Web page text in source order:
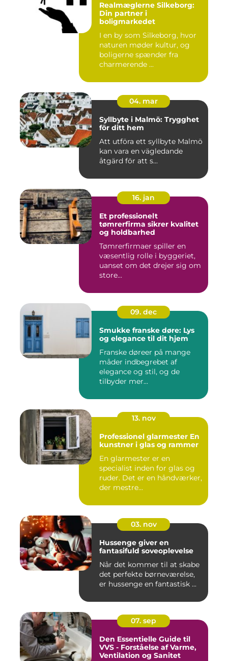
Realmæglerne Silkeborg:
Din partner i
boligmarkedet
I en by som Silkeborg, hvor
naturen møder kultur, og
boligerne spænder fra
charmerende ...
04. mar
Syllbyte i Malmö: Trygghet
för ditt hem
Att utföra ett syllbyte Malmö
kan vara en vägledande
åtgärd för att s...
16. jan
Et professionelt
tømrerfirma sikrer kvalitet
og holdbarhed
Tømrerfirmaer spiller en
væsentlig rolle i byggeriet,
uanset om det drejer sig om
store...
09. dec
Smukke franske døre: Lys
og elegance til dit hjem
Franske døreer på mange
måder indbegrebet af
elegance og stil, og de
tilbyder mer...
13. nov
Professionel glarmester En
kunstner i glas og rammer
En glarmester er en
specialist inden for glas og
ruder. Det er en håndværker,
der mestre...
03. nov
Hussenge giver en
fantasifuld soveoplevelse
Når det kommer til at skabe
det perfekte børneværelse,
er hussenge en fantastisk ...
07. sep
Den Essentielle Guide til
VVS - Forståelse af Varme,
Ventilation og Sanitet